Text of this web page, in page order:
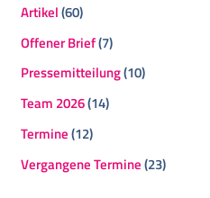
Artikel(60)
Offener Brief(7)
Pressemitteilung(10)
Team 2026(14)
Termine(12)
Vergangene Termine(23)